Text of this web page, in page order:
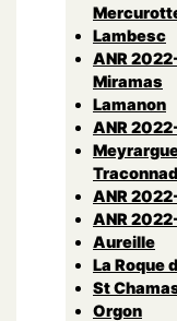
Lambesc
ANR
Miramas
Lamanon
ANR
ANR
ANR
Aureille
La Roque
St
Orgon